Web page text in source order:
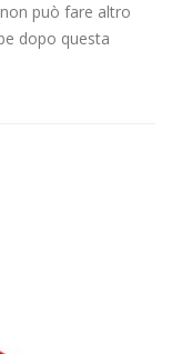
può fare altro
dopo questa